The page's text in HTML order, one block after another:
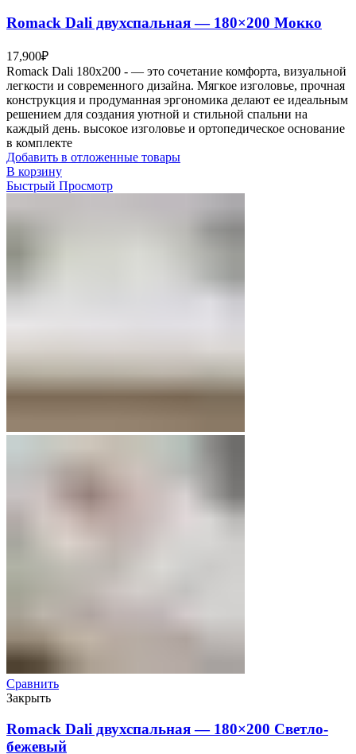
Romack Dali двухспальная — 180×200 Мокко
17,900₽
Romack Dali 180x200 - — это сочетание комфорта, визуальной
легкости и современного дизайна. Мягкое изголовье, прочная
конструкция и продуманная эргономика делают ее идеальным
решением для создания уютной и стильной спальни на
каждый день. высокое изголовье и ортопедическое основание
в комплекте
Добавить в отложенные товары
В корзину
Быстрый Просмотр
Сравнить
Закрыть
Romack Dali двухспальная — 180×200 Светло-
бежевый